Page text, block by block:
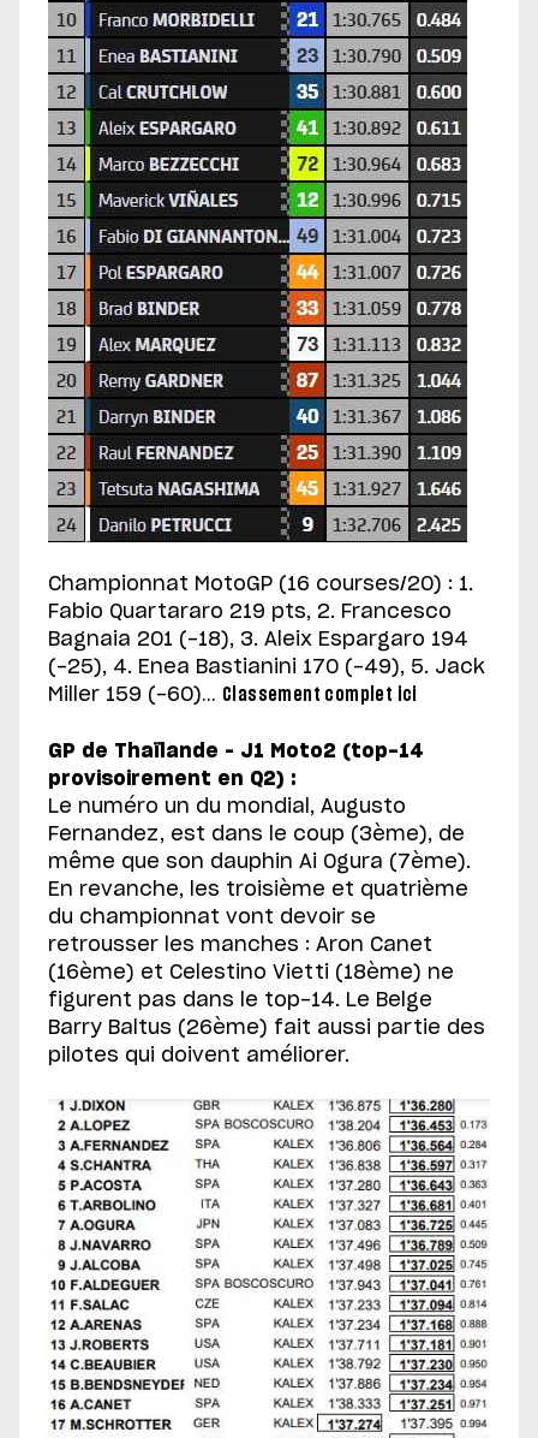
Championnat MotoGP (16 courses/20) : 1.
Fabio Quartararo 219 pts, 2. Francesco
Bagnaia 201 (-18), 3. Aleix Espargaro 194
(-25), 4. Enea Bastianini 170 (-49), 5. Jack
Miller 159 (-60)… Classement complet ici
GP de Thaïlande – J1 Moto2 (top-14
provisoirement en Q2) :
Le numéro un du mondial, Augusto
Fernandez, est dans le coup (3ème), de
même que son dauphin Ai Ogura (7ème).
En revanche, les troisième et quatrième
du championnat vont devoir se
retrousser les manches : Aron Canet
(16ème) et Celestino Vietti (18ème) ne
figurent pas dans le top-14. Le Belge
Barry Baltus (26ème) fait aussi partie des
pilotes qui doivent améliorer.